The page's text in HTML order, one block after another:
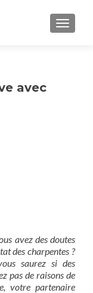
avec
avez des doutes
des charpentes ?
saurez si des
pas de raisons de
votre partenaire